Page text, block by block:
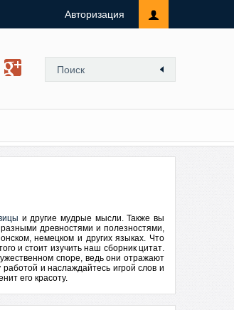
Авторизация
и другие мудрые мысли. Также вы
древностями и полезностями,
немецком и других языках. Что
и стоит изучить наш сборник цитат.
споре, ведь они отражают
и наслаждайтесь игрой слов и
его красоту.